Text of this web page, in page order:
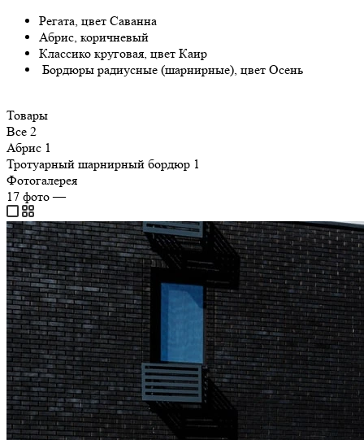
Регата, цвет Саванна
Абрис, коричневый
Классико круговая, цвет Каир
Бордюры радиусные (шарнирные), цвет Осень
Товары
Все 2
Абрис 1
Тротуарный шарнирный бордюр 1
Фотогалерея
17 фото—